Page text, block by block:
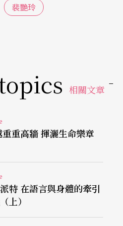
識，很難相信他就是《戰
」很多。除了早期舞作
小劇場演出《螞蟻洞中的
森》，和商業色彩濃重的
、《當岳母刺字時…媳婦
那一年鳳凰花開時」去年
影新作《龍門飛甲》又旋
牌新編戲《狐仙故事》、
裴艷玲
相關文章
陳美安 跨越重重高牆 揮灑生命樂章
體的牽引
上）